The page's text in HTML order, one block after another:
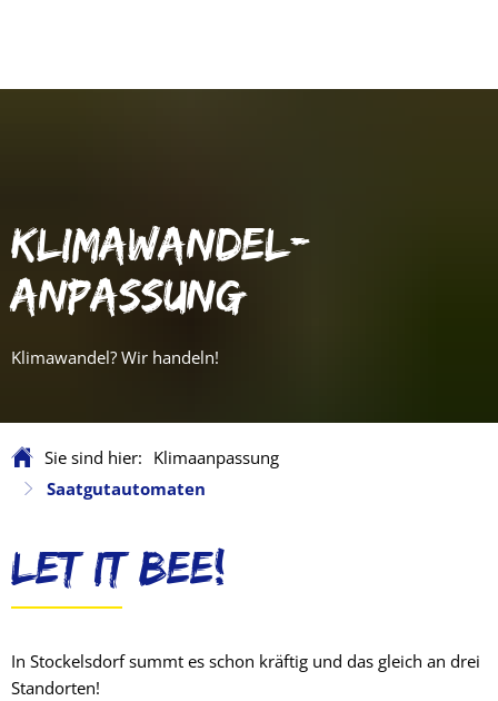
KLIMAWANDEL-
ANPASSUNG
Klimawandel? Wir handeln!
Sie sind hier: Klimaanpassung
Saatgutautomaten
Let it Bee!
In Stockelsdorf summt es schon kräftig und das gleich an drei
Standorten!